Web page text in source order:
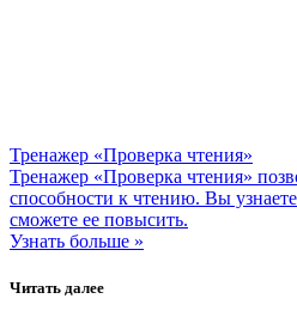
Тренажер «Проверка чтения»
Тренажер «Проверка чтения»
способности к чтению. Вы
сможете ее повысить.
Узнать больше »
Читать далее